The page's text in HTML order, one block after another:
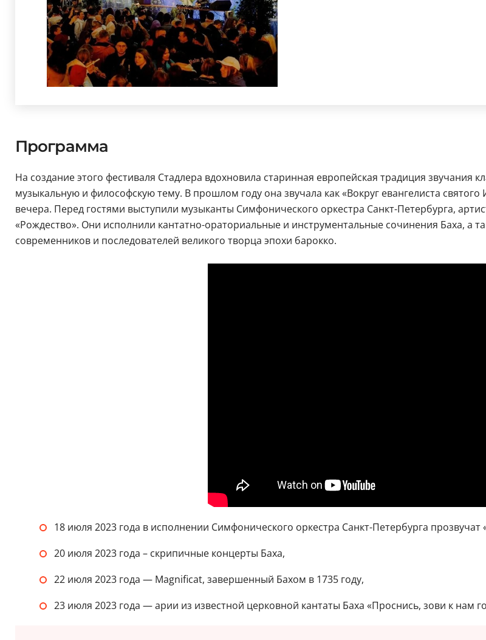
Программа
На создание этого фестиваля Стадлера вдохновила старинная европейская традиция
музыкальную и философскую тему. В прошлом году она звучала как «Вокруг евангелиста
вечера. Перед гостями выступили музыканты Симфонического оркестра Санкт-Петербурга,
«Рождество». Они исполнили кантатно-ораториальные и инструментальные сочинения Баха, а
современников и последователей великого творца эпохи барокко.
18 июля 2023 года в исполнении Симфонического оркестра Санкт-Петербурга прозвучат
20 июля 2023 года – скрипичные концерты Баха,
22 июля 2023 года — Magnificat, завершенный Бахом в 1735 году,
23 июля 2023 года — арии из известной церковной кантаты Баха «Проснись, зови к нам